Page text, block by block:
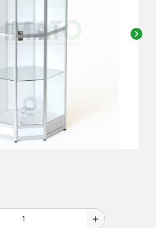
chevron_right
add